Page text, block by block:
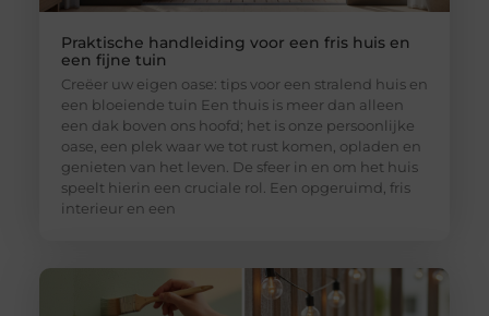
Praktische handleiding voor een fris huis en
een fijne tuin
Creëer uw eigen oase: tips voor een stralend huis en
een bloeiende tuin Een thuis is meer dan alleen
een dak boven ons hoofd; het is onze persoonlijke
oase, een plek waar we tot rust komen, opladen en
genieten van het leven. De sfeer in en om het huis
speelt hierin een cruciale rol. Een opgeruimd, fris
interieur en een